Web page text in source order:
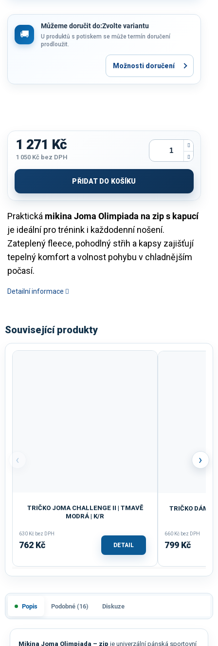
Můžeme doručit do:Zvolte variantu
U produktů s potiskem se může termín doručení
prodloužit.
Možnosti doručení
Praktická mikina Joma Olimpiada na zip s kapucí
je ideální pro trénink i každodenní nošení.
Zateplený fleece, pohodlný střih a kapsy zajišťují
tepelný komfort a volnost pohybu v chladnějším
počasí.
Detailní informace
1 271 Kč
1 050 Kč bez DPH
cena:
PŘIDAT DO KOŠÍKU
Související produkty
‹
TRIČKO JOMA CHALLENGE II | TMAVĚ
MODRÁ | K/R
630 Kč bez DPH
762 Kč DETAIL
TRIČKO
660 Kč bez DPH
799 Kč
›
Popis Podobné (16) Diskuze
Mikina Joma Olimpiada – zip je univerzální pánská sportovní